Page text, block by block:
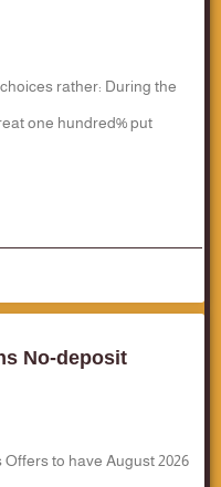
rather: During the
one hundred% put
No-deposit
to have August 2026